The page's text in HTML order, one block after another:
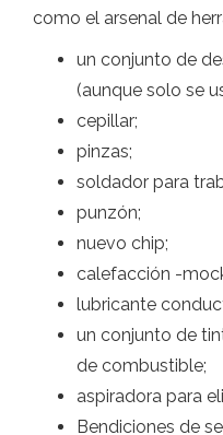
como el arsenal de
un conjunto de
(aunque solo se
cepillar;
pinzas;
soldador para
punzón;
nuevo chip;
calefacción -
lubricante
un conjunto de
de combustible;
aspiradora para
Bendiciones de